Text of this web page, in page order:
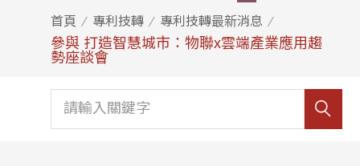
首頁 專利技轉 專利技轉最新消息
參與 打造智慧城市：物聯x雲端產業應用趨
勢座談會